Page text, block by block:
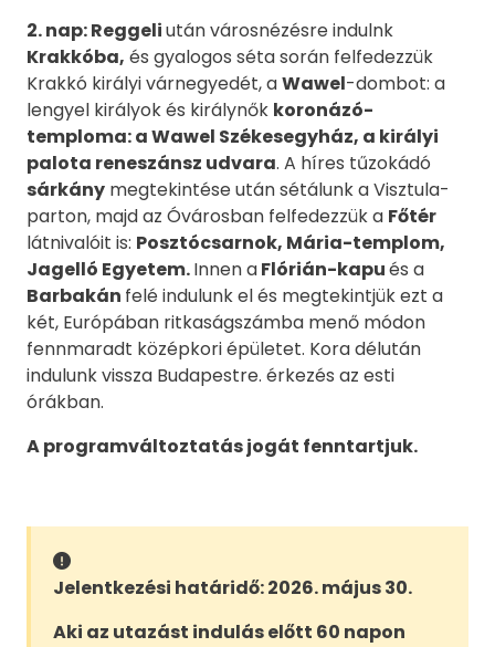
2. nap: Reggeliután városnézésre indulnk
Krakkóba, és gyalogos séta során felfedezzük
Krakkó királyi várnegyedét, aWawel-dombot: a
lengyel királyok és királynők koronázó-
temploma: a Wawel Székesegyház, a királyi
palota reneszánsz udvara. A híres tűzokádó
sárkány megtekintése után sétálunk a Visztula-
parton, majd az Óvárosban felfedezzük a Főtér
látnivalóit is: Posztócsarnok, Mária-templom,
Jagelló Egyetem.Innen aFlórián-kapués a
Barbakán felé indulunk el és megtekintjük ezt a
két, Európában ritkaságszámba menő módon
fennmaradt középkori épületet. Kora délután
indulunk vissza Budapestre. érkezés az esti
órákban.
A programváltoztatás jogát fenntartjuk.
Jelentkezési határidő: 2026. május 30.
Aki az utazást indulás előtt 60 napon